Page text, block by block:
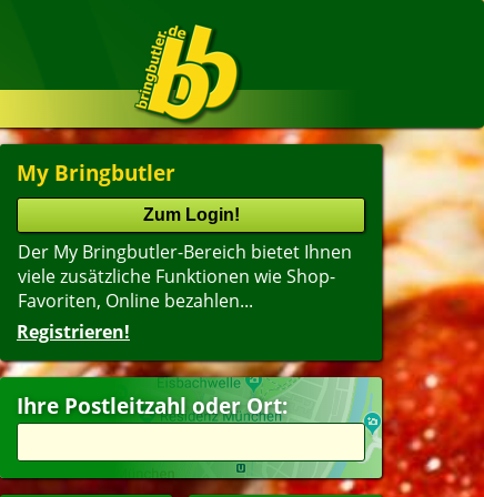
My Bringbutler
Der My Bringbutler-Bereich bietet Ihnen
viele zusätzliche Funktionen wie Shop-
Favoriten, Online bezahlen...
Registrieren!
Ihre Postleitzahl oder Ort: